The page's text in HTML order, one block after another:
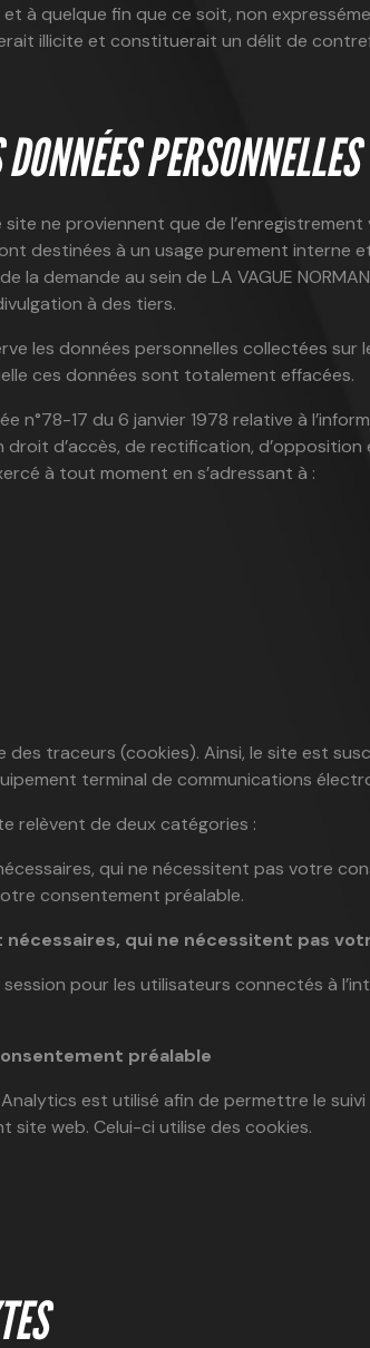
à quelque fin que ce soit, non
serait illicite et constituerait un délit de
PERSONNELLES
site ne proviennent que de
destinées à un usage purement interne
demande au sein de LA VAGUE
à des tiers.
les données personnelles collectées
ces données sont totalement effacées.
n°78-17 du 6 janvier 1978 relative à
droit d’accès, de rectification,
à tout moment en s’adressant à :
des traceurs (cookies). Ainsi, le site est
terminal de communications
relèvent de deux catégories :
qui ne nécessitent pas votre
consentement préalable.
qui ne nécessitent pas
pour les utilisateurs connectés à
préalable
est utilisé afin de permettre le
site web. Celui-ci utilise des cookies.